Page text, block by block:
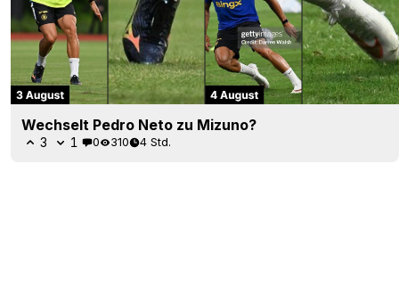
Wechselt Pedro Neto zu Mizuno?
3 1 0 310 4 Std.